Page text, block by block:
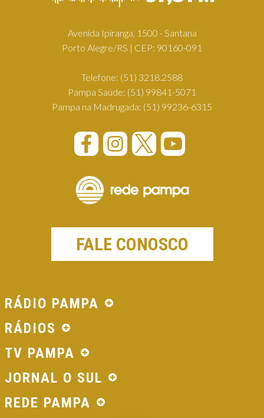
Avenida Ipiranga, 1500 - Santana
Porto Alegre/RS | CEP: 90160-091
Telefone: (51) 3218.2588
Pampa Saúde: (51) 99841-5071
Pampa na Madrugada: (51) 99236-6315
FALE CONOSCO
RÁDIO PAMPA
RÁDIOS
TV PAMPA
JORNAL O SUL
REDE PAMPA